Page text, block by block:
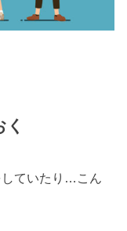
していたり…こん